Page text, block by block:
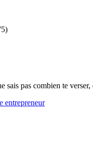
sais pas combien te
entrepreneur